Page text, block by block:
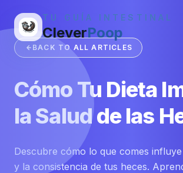
TU GUÍA INTESTINAL
CleverPoop
BACK TO ALL ARTICLES
Cómo Tu Dieta
la Salud de las
Descubre cómo lo que comes
y la consistencia de tus heces.